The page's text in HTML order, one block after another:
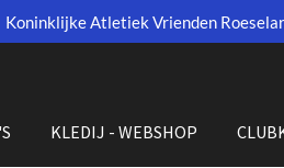
Koninklijke Atletiek Vrienden
KLEDIJ - WEBSHOP